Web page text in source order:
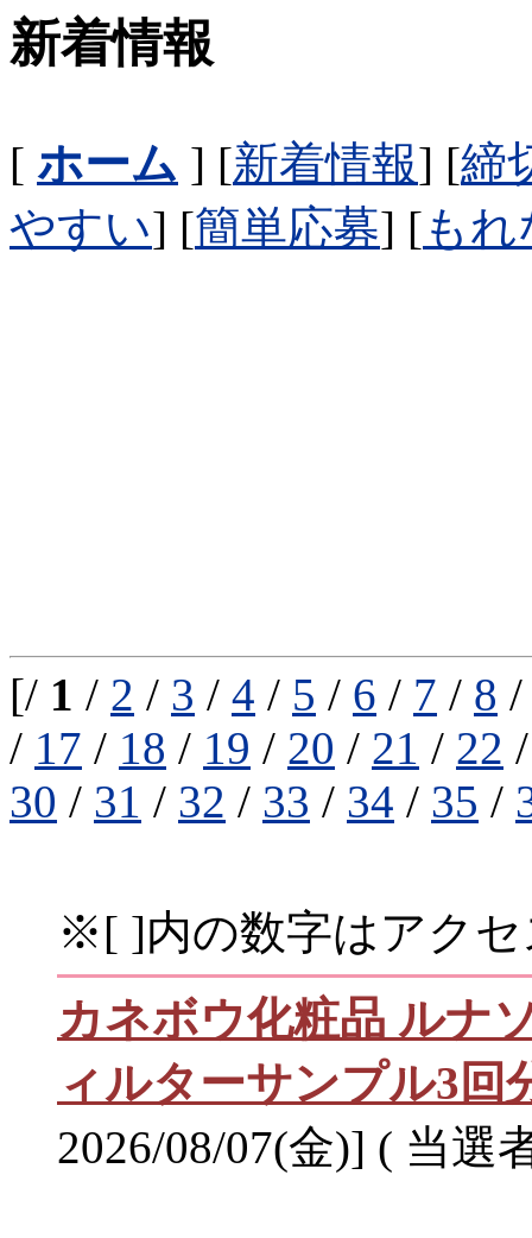
新着情報
[ ホーム ] [新着情報] [締
やすい] [簡単応募] [も
[/ 1 / 2 / 3 / 4 / 5 / 6 / 7 / 8
/ 17 / 18 / 19 / 20 / 21 / 22
30 / 31 / 32 / 33 / 34 / 35 /
※[ ]内の数字はアクセ
カネボウ化粧品 ルナ
ィルターサンプル3回
2026/08/07(金)] ( 当選